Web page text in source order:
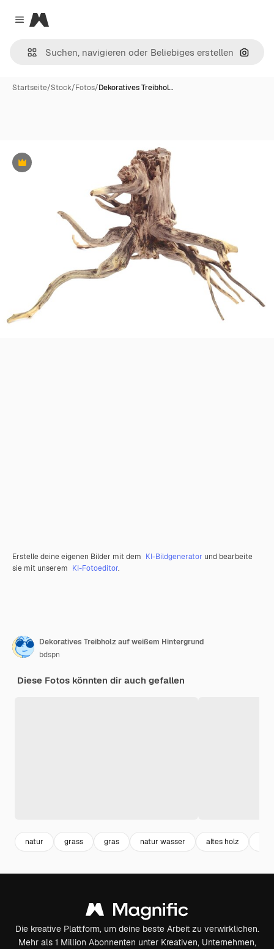
Close menu
Magnific
Nach
Startseite/Stock/Fotos/Dekoratives Treibhol…
Premium
Erstelle deine eigenen Bilder mit dem KI-Bildgenerator und bearbeite
sie mit unserem KI-Fotoeditor.
Dekoratives Treibholz auf weißem Hintergrund
bdspn
Diese Fotos könnten dir auch gefallen
natur grass gras natur wasser altes holz
Die kreative Plattform, um deine beste Arbeit zu verwirklichen.
Mehr als 1 Million Abonnenten unter Kreativen, Unternehmen,